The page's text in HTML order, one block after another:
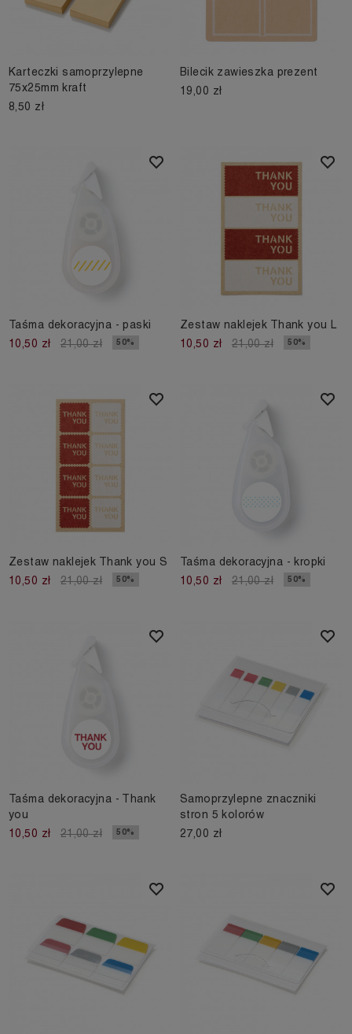
Karteczki samoprzylepne
75x25mm kraft
8,50 zł
Bilecik zawieszka prezent
19,00 zł
Taśma dekoracyjna - paski
10,50 zł
21,00 zł 50%
Zestaw naklejek Thank you L
10,50 zł
21,00 zł 50%
Zestaw naklejek Thank you S
10,50 zł
21,00 zł 50%
Taśma dekoracyjna - kropki
10,50 zł
21,00 zł 50%
Taśma dekoracyjna - Thank
you
10,50 zł
21,00 zł 50%
Samoprzylepne znaczniki
stron 5 kolorów
27,00 zł